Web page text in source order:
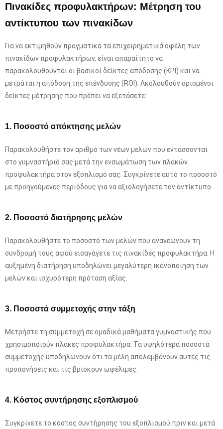
Πινακίδες προφυλακτήρων: Μέτρηση του
αντίκτυπου των πινακίδων
Για να εκτιμηθούν πραγματικά τα επιχειρηματικά οφέλη των
πινακίδων προφυλακτήρων, είναι απαραίτητο να
παρακολουθούνται οι βασικοί δείκτες απόδοσης (KPI) και να
μετράται η απόδοση της επένδυσης (ROI). Ακολουθούν ορισμένοι
δείκτες μέτρησης που πρέπει να εξετάσετε:
1. Ποσοστό απόκτησης μελών
Παρακολουθήστε τον αριθμό των νέων μελών που εντάσσονται
στο γυμναστήριό σας μετά την ενσωμάτωση των πλακών
προφυλακτήρα στον εξοπλισμό σας. Συγκρίνετε αυτό το ποσοστό
με προηγούμενες περιόδους για να αξιολογήσετε τον αντίκτυπο.
2. Ποσοστό διατήρησης μελών
Παρακολουθήστε το ποσοστό των μελών που ανανεώνουν τη
συνδρομή τους αφού εισαγάγετε τις πινακίδες προφυλακτήρα. Η
αυξημένη διατήρηση υποδηλώνει μεγαλύτερη ικανοποίηση των
μελών και ισχυρότερη πρόταση αξίας.
3. Ποσοστά συμμετοχής στην τάξη
Μετρήστε τη συμμετοχή σε ομαδικά μαθήματα γυμναστικής που
χρησιμοποιούν πλάκες προφυλακτήρα. Τα υψηλότερα ποσοστά
συμμετοχής υποδηλώνουν ότι τα μέλη απολαμβάνουν αυτές τις
προπονήσεις και τις βρίσκουν ωφέλιμες.
4. Κόστος συντήρησης εξοπλισμού
Συγκρίνετε το κόστος συντήρησης του εξοπλισμού πριν και μετά